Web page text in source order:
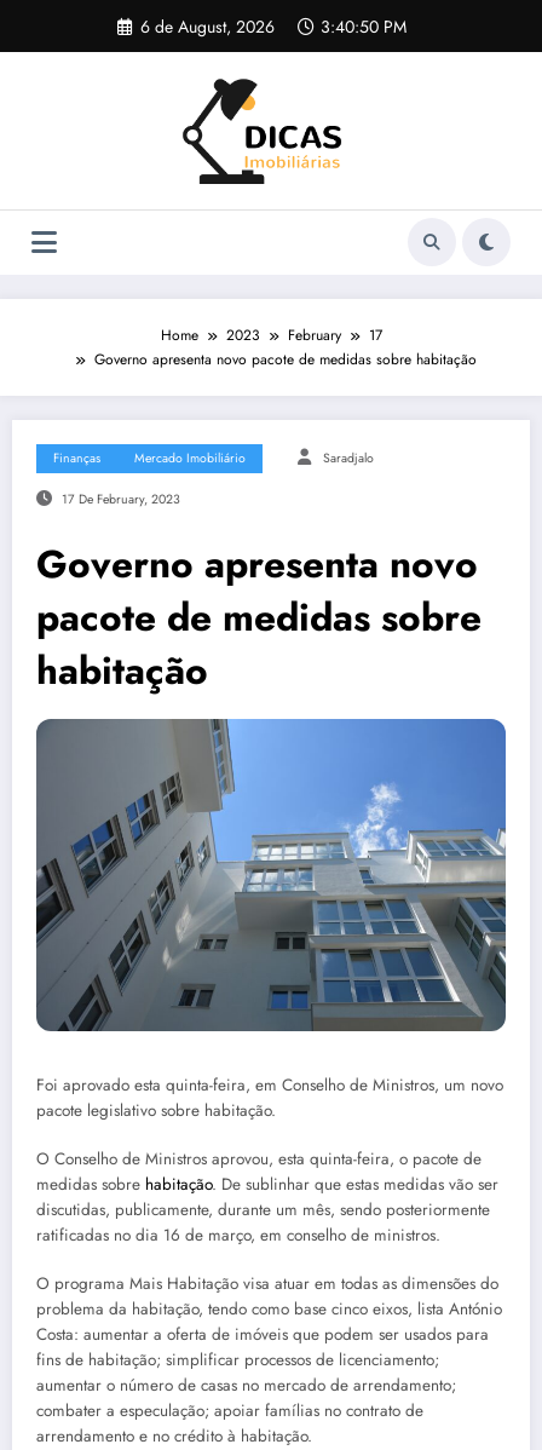
content
6 de August, 2026 3:40:50 PM
Home 2023 February
17
Governo apresenta novo pacote de medidas sobre habitação
Finanças Mercado Imobiliário Saradjalo
17 De February, 2023
Governo apresenta novo
pacote de medidas sobre
habitação
Foi aprovado esta quinta-feira, em Conselho de Ministros, um novo
pacote legislativo sobre habitação.
O Conselho de Ministros aprovou, esta quinta-feira, o pacote de
medidas sobre habitação. De sublinhar que estas medidas vão ser
discutidas, publicamente, durante um mês, sendo posteriormente
ratificadas no dia 16 de março, em conselho de ministros.
O programa Mais Habitação visa atuar em todas as dimensões do
problema da habitação, tendo como base cinco eixos, lista António
Costa: aumentar a oferta de imóveis que podem ser usados para
fins de habitação; simplificar processos de licenciamento;
aumentar o número de casas no mercado de arrendamento;
combater a especulação; apoiar famílias no contrato de
arrendamento e no crédito à habitação.